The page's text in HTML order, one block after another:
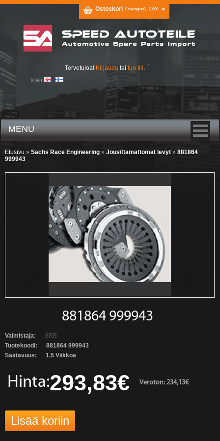
Ostoskori 0 tuote(tta) - 0,00€
Tervetuloa! Kirjaudu tai luo tili.
Kieli
MENU
Etusivu »Sachs Race Engineering »Jousittamattomat levyt »881864
999943
881864 999943
Valmistaja:
SRE
Tuotekoodi:
881864 999943
Saatavuus:
1.5 Viikkoa
Hinta:293,83€ Veroton: 234,13€